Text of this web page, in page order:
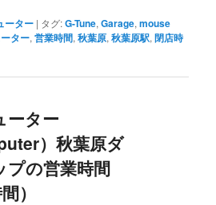
ーター | タグ:G-Tune,Garage,mouse
ター,営業時間,秋葉原,秋葉原駅,閉店時
ーター
）秋葉原ダ
プの営業時間
）